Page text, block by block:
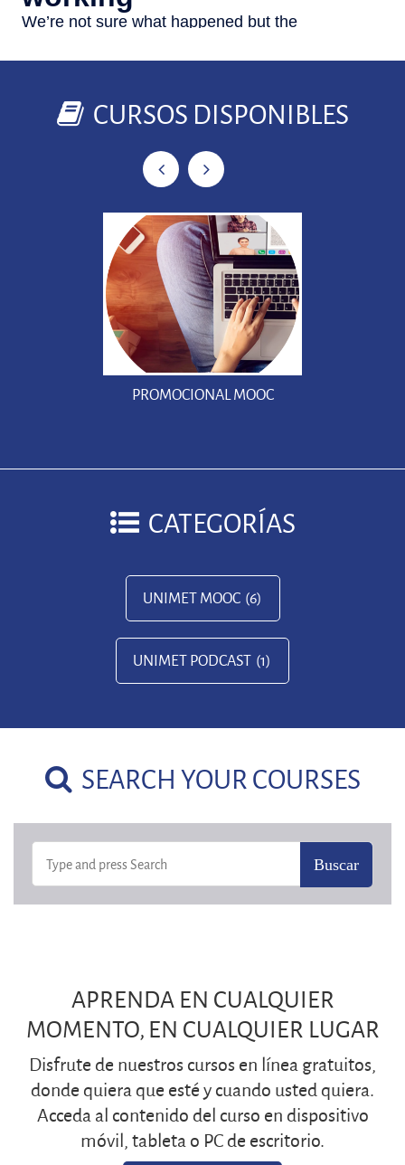
CURSOS DISPONIBLES
PROMOCIONAL MOOC
CATEGORÍAS
UNIMET MOOC (6)
UNIMET PODCAST (1)
SEARCH YOUR COURSES
APRENDA EN CUALQUIER
MOMENTO, EN CUALQUIER LUGAR
Disfrute de nuestros cursos en línea gratuitos,
donde quiera que esté y cuando usted quiera.
Acceda al contenido del curso en dispositivo
móvil, tableta o PC de escritorio.